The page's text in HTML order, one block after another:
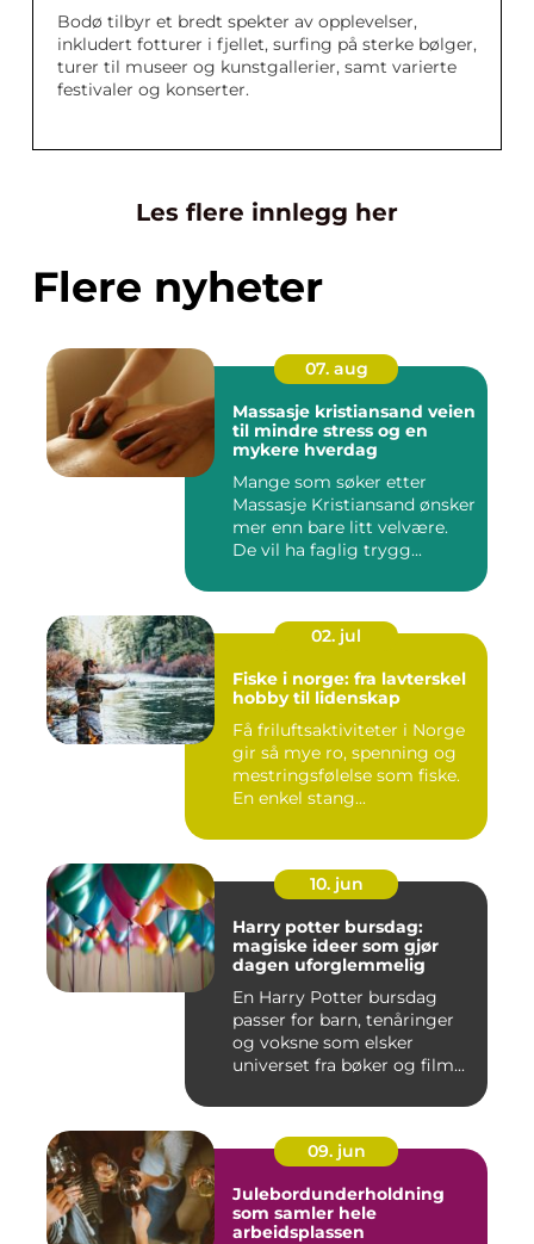
Bodø tilbyr et bredt spekter av opplevelser,
inkludert fotturer i fjellet, surfing på sterke bølger,
turer til museer og kunstgallerier, samt varierte
festivaler og konserter.
Les flere innlegg her
Flere nyheter
07. aug
Massasje kristiansand veien
til mindre stress og en
mykere hverdag
Mange som søker etter
Massasje Kristiansand ønsker
mer enn bare litt velvære.
De vil ha faglig trygg...
02. jul
Fiske i norge: fra lavterskel
hobby til lidenskap
Få friluftsaktiviteter i Norge
gir så mye ro, spenning og
mestringsfølelse som fiske.
En enkel stang...
10. jun
Harry potter bursdag:
magiske ideer som gjør
dagen uforglemmelig
En Harry Potter bursdag
passer for barn, tenåringer
og voksne som elsker
universet fra bøker og film...
09. jun
Julebordunderholdning
som samler hele
arbeidsplassen